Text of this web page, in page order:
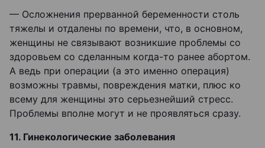
— Осложнения прерванной беременности столь
тяжелы и отдалены по времени, что, в основном,
женщины не связывают возникшие проблемы со
здоровьем со сделанным когда-то ранее абортом.
А ведь при операции (а это именно операция)
возможны травмы, повреждения матки, плюс ко
всему для женщины это серьезнейший стресс.
Проблемы вполне могут и не проявляться сразу.
11. Гинекологические заболевания